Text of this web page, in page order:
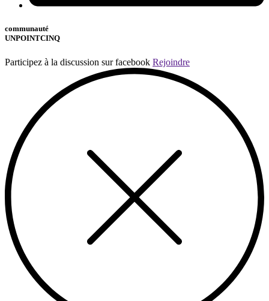
communauté
UNPOINTCINQ
Participez à la discussion sur facebook Rejoindre